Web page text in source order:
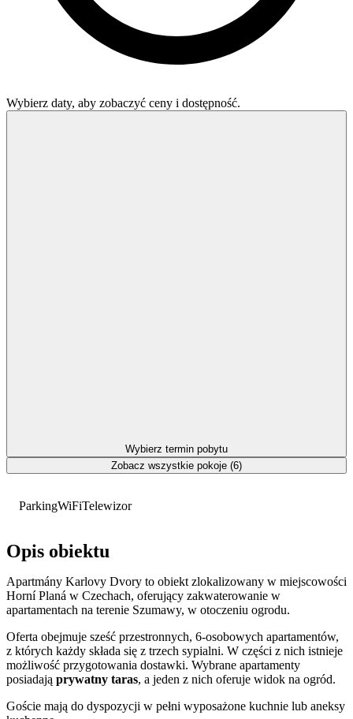
ParkingWiFiTelewizor
Opis obiektu
Apartmány Karlovy Dvory to obiekt zlokalizowany w miejscowości
Horní Planá w Czechach, oferujący zakwaterowanie w
apartamentach na terenie Szumawy, w otoczeniu ogrodu.
Oferta obejmuje sześć przestronnych, 6-osobowych apartamentów,
z których każdy składa się z trzech sypialni. W części z nich istnieje
możliwość przygotowania dostawki. Wybrane apartamenty
posiadają prywatny taras, a jeden z nich oferuje widok na ogród.
Goście mają do dyspozycji w pełni wyposażone kuchnie lub aneksy
Wybierz daty, aby zobaczyć ceny i dostępność.
Wybierz termin pobytu
Zobacz wszystkie pokoje (6)